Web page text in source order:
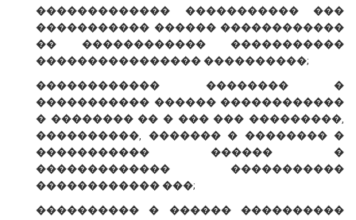
������������� ����������� ���
����������� ������ ������������
�� ������������ �����������
���������������� ����������;
������������ �������� �
����������� ������ ������������
� �������� �� � ��� ��� ���������,
����������, ������� � �������� �
����������� ������ �
������������� �����������
������������ ���;
���������� � ������ ����������